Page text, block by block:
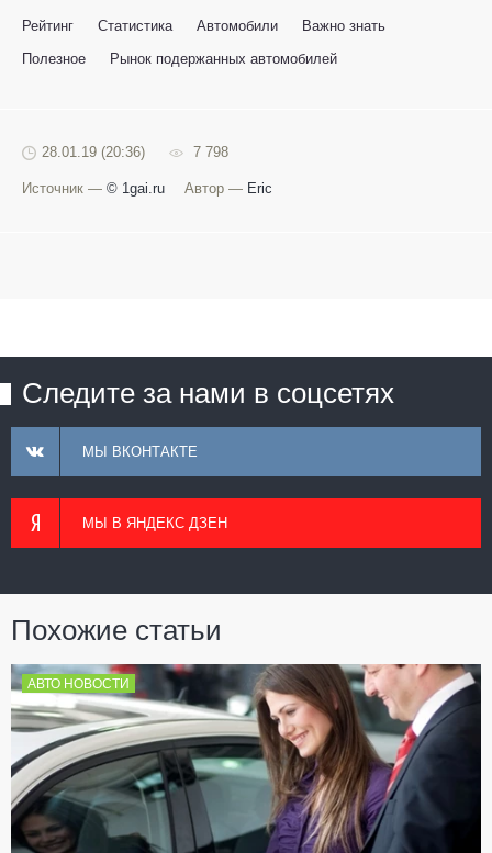
Рейтинг Статистика Автомобили
Важно знать
Полезное
Рынок подержанных автомобилей
28.01.19 (20:36) 7 798
Источник — © 1gai.ru Автор — Eric
Следите за нами в соцсетях
МЫ ВКОНТАКТЕ
МЫ В ЯНДЕКС ДЗЕН
Похожие статьи
АВТО НОВОСТИ